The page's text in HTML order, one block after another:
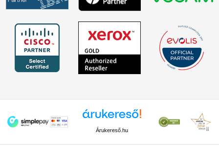
Árukereső.hu